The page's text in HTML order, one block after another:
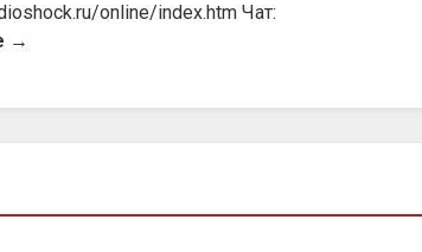
online/index.htm Чат:
→